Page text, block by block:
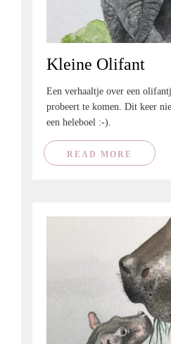
Kleine Olifant
Een verhaaltje over een
probeert te komen. Dit keer
een heleboel :-).
READ MORE